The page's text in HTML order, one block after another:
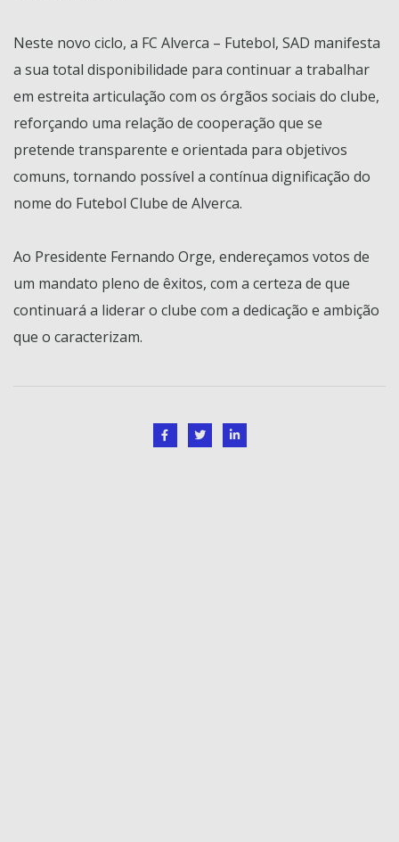
Neste novo ciclo, a FC Alverca – Futebol, SAD manifesta
a sua total disponibilidade para continuar a trabalhar
em estreita articulação com os órgãos sociais do clube,
reforçando uma relação de cooperação que se
pretende transparente e orientada para objetivos
comuns, tornando possível a contínua dignificação do
nome do Futebol Clube de Alverca.
Ao Presidente Fernando Orge, endereçamos votos de
um mandato pleno de êxitos, com a certeza de que
continuará a liderar o clube com a dedicação e ambição
que o caracterizam.